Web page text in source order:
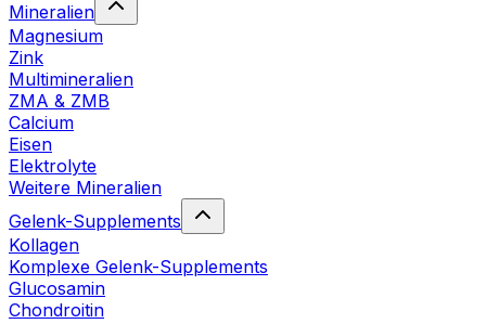
Mineralien
Magnesium
Zink
Multimineralien
ZMA & ZMB
Calcium
Eisen
Elektrolyte
Weitere Mineralien
Gelenk-Supplements
Kollagen
Komplexe Gelenk-Supplements
Glucosamin
Chondroitin